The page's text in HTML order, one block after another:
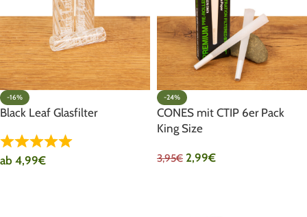
-16%
Black Leaf Glasfilter
ab 4,99€
-24%
CONES mit CTIP 6er Pack
King Size
3,95€ 2,99€